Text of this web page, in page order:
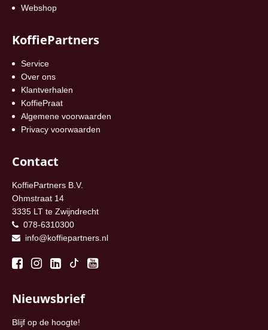
Webshop
KoffiePartners
Service
Over ons
Klantverhalen
KoffiePraat
Algemene voorwaarden
Privacy voorwaarden
Contact
KoffiePartners B.V.
Ohmstraat 14
3335 LT te Zwijndrecht
078-6310300
info@koffiepartners.nl
Nieuwsbrief
Blijf op de hoogte!